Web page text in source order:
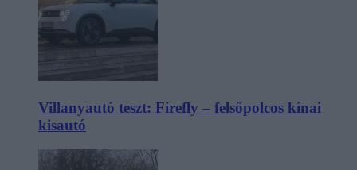
Villanyautó teszt: Firefly – felsőpolcos kínai
kisautó